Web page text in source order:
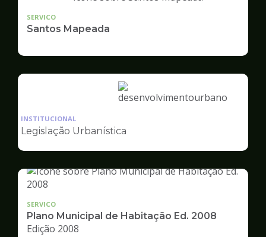
SERVICO
Santos Mapeada
Ilustração
Desenvolvimento
Urbano
INSTITUCIONAL
Legislação Urbanística
SERVICO
Plano Municipal de Habitação Ed. 2008
Edição 2008